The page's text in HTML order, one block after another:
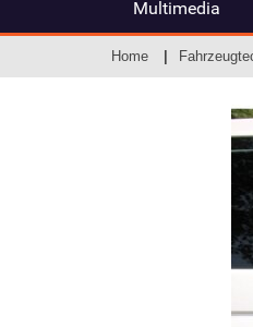
Multimedia
Home